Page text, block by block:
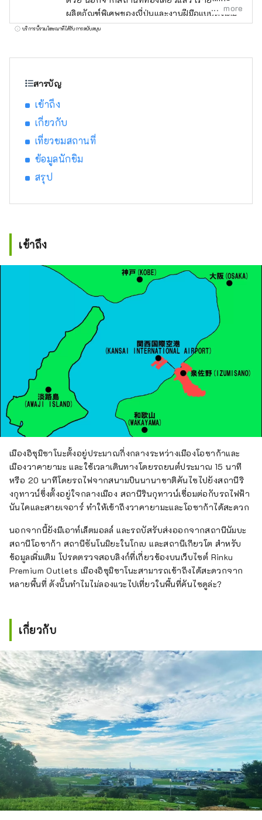
ผลิตภัณฑ์พิเศษของญี่ปุ่นและงานฝีมือแบบดั้งเดิม
อีกด้วย
more
บริการนี้รวมโฆษณาที่ได้รับการสนับสนุน
สารบัญ
เข้าถึง
เกี่ยวกับ
เที่ยวชมสถานที่
ข้อมูลนักชิม
สรุป
เข้าถึง
เมืองอิซุมิซาโนะตั้งอยู่ประมาณกึ่งกลางระหว่างเมืองโอซาก้าและ
เมืองวาคายามะ และใช้เวลาเดินทางโดยรถยนต์ประมาณ 15 นาที
หรือ 20 นาทีโดยรถไฟจากสนามบินนานาชาติคันไซไปยังสถานีริ
งกุทาวน์ซึ่งตั้งอยู่ใจกลางเมือง สถานีรินกุทาวน์เชื่อมต่อกับรถไฟฟ้า
นันไคและสายเจอาร์ ทำให้เข้าถึงวาคายามะและโอซาก้าได้สะดวก
นอกจากนี้ยังมีเอาท์เล็ตมอลล์ และรถบัสรับส่งออกจากสถานีนัมบะ
สถานีโอซาก้า สถานีซันโนมิยะในโกเบ และสถานีเกียวโต สำหรับ
ข้อมูลเพิ่มเติม โปรดตรวจสอบลิงก์ที่เกี่ยวข้องบนเว็บไซต์ Rinku
Premium Outlets เมืองอิซุมิซาโนะสามารถเข้าถึงได้สะดวกจาก
หลายพื้นที่ ดังนั้นทำไมไม่ลองแวะไปเที่ยวในพื้นที่คันไซดูล่ะ?
เกี่ยวกับ